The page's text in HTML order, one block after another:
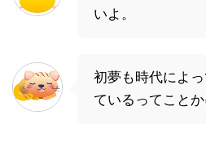
いよ。
初夢も時代によ
ているってことか